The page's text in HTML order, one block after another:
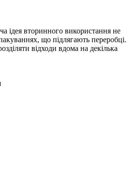
ідея вторинного використання не
що підлягають переробці.
відходи вдома на декілька